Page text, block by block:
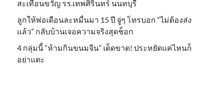
สะเทือนขวัญ รร.เทพศิรินทร์ นนทบุรี
ลูกให้พ่อเดือนละหมื่นมา 15 ปี จู่ๆ โทรบอก “ไม่ต้องส่ง
แล้ว” กลับบ้านเจอความจริงสุดช็อก
4 กลุ่มนี้ “ห้ามกินขนมจีน” เด็ดขาด! ประหยัดแค่ไหนก็
อย่าแตะ